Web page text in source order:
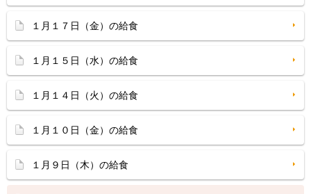
１月１７日（金）の給食
１月１５日（水）の給食
１月１４日（火）の給食
１月１０日（金）の給食
１月９日（木）の給食